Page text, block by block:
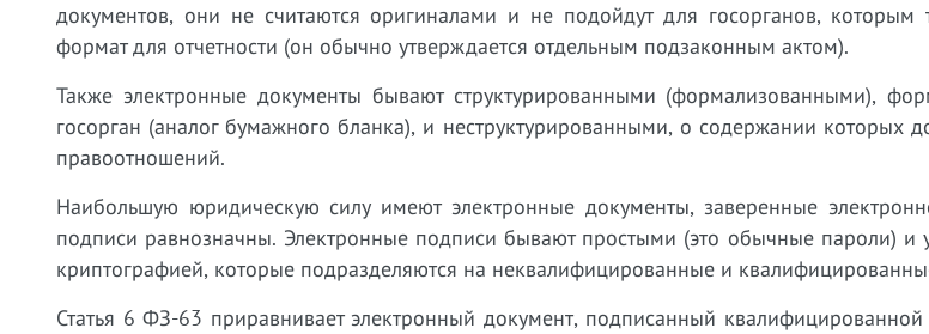
документов, они не считаются оригиналами и не подойдут для госорганов, которым
формат для отчетности (он обычно утверждается отдельным подзаконным актом).
Также электронные документы бывают структурированными (формализованными),
госорган (аналог бумажного бланка), и неструктурированными, о содержании которых
правоотношений.
Наибольшую юридическую силу имеют электронные документы, заверенные
подписи равнозначны. Электронные подписи бывают простыми (это обычные пароли)
криптографией, которые подразделяются на неквалифицированные и
Статья 6 ФЗ-63 приравнивает электронный документ, подписанный